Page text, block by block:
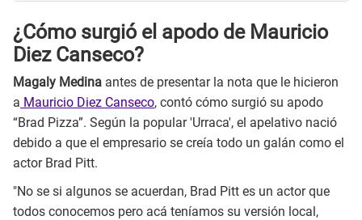
¿Cómo surgió el apodo de Mauricio
Diez Canseco?
Magaly Medina antes de presentar la nota que le hicieron
a Mauricio Diez Canseco, contó cómo surgió su apodo
“Brad Pizza”. Según la popular 'Urraca', el apelativo nació
debido a que el empresario se creía todo un galán como el
actor Brad Pitt.
"No se si algunos se acuerdan, Brad Pitt es un actor que
todos conocemos pero acá teníamos su versión local,